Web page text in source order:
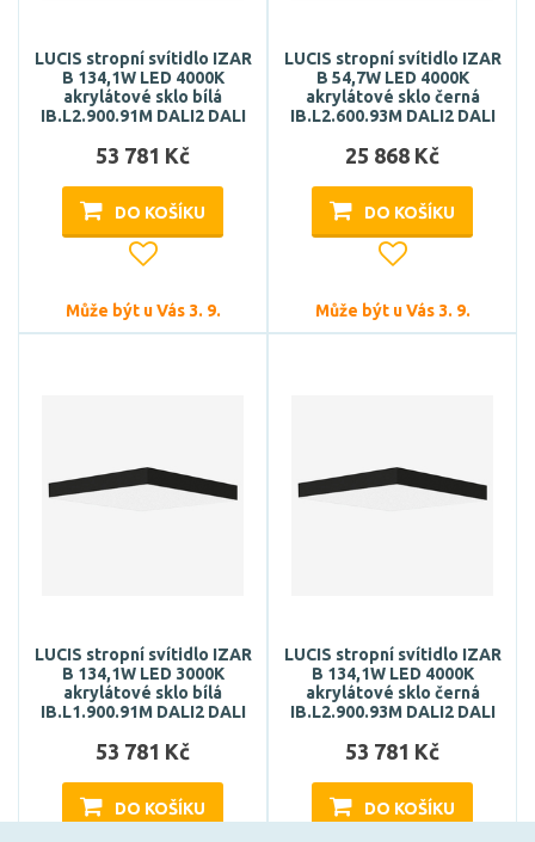
LUCIS stropní svítidlo IZAR
B 134,1W LED 4000K
akrylátové sklo bílá
IB.L2.900.91M DALI2 DALI
53 781 Kč
DO KOŠÍKU
Může být u Vás 3. 9.
LUCIS stropní svítidlo IZAR
B 54,7W LED 4000K
akrylátové sklo černá
IB.L2.600.93M DALI2 DALI
25 868 Kč
DO KOŠÍKU
Může být u Vás 3. 9.
LUCIS stropní svítidlo IZAR
B 134,1W LED 3000K
akrylátové sklo bílá
IB.L1.900.91M DALI2 DALI
53 781 Kč
DO KOŠÍKU
LUCIS stropní svítidlo IZAR
B 134,1W LED 4000K
akrylátové sklo černá
IB.L2.900.93M DALI2 DALI
53 781 Kč
DO KOŠÍKU